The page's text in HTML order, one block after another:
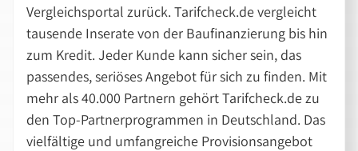
Vergleichsportal zurück. Tarifcheck.de vergleicht
tausende Inserate von der Baufinanzierung bis hin
zum Kredit. Jeder Kunde kann sicher sein, das
passendes, seriöses Angebot für sich zu finden. Mit
mehr als 40.000 Partnern gehört Tarifcheck.de zu
den Top-Partnerprogrammen in Deutschland. Das
vielfältige und umfangreiche Provisionsangebot